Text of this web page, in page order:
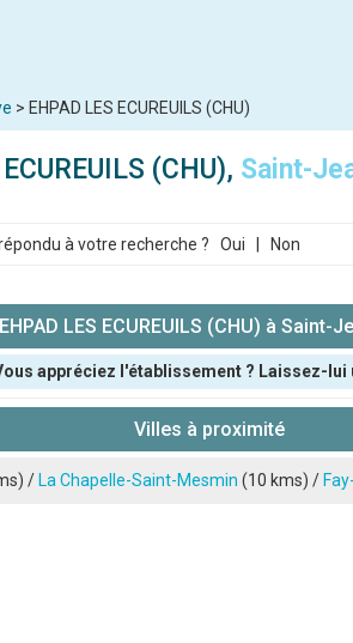
> EHPAD LES ECUREUILS (CHU)
(CHU), Saint-
à votre recherche ? Oui Non
LES ECUREUILS (CHU) à Saint-
appréciez l'établissement ? Laissez-lui
attribuer :
Villes à proximité
/ La Chapelle-Saint-Mesmin (10 kms) /